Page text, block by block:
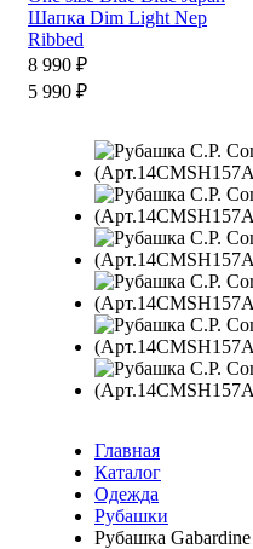
Шапка Dim Light Nep
Ribbed
8 990 ₽
5 990 ₽
Главная
Каталог
Одежда
Рубашки
Рубашка Gabardine